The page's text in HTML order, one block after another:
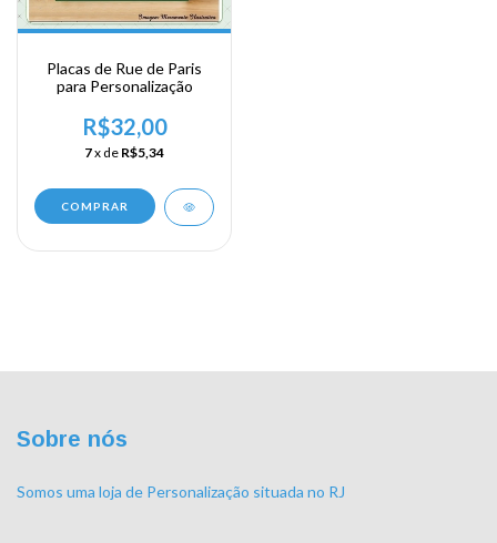
Placas de Rue de Paris
para Personalização
R$32,00
7x de R$5,34
COMPRAR
Sobre nós
Somos uma loja de Personalização situada no RJ